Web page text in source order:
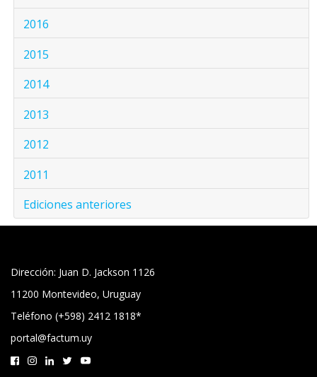
2016
2015
2014
2013
2012
2011
Ediciones anteriores
Dirección: Juan D. Jackson 1126
11200 Montevideo, Uruguay
Teléfono (+598) 2412 1818*
portal@factum.uy